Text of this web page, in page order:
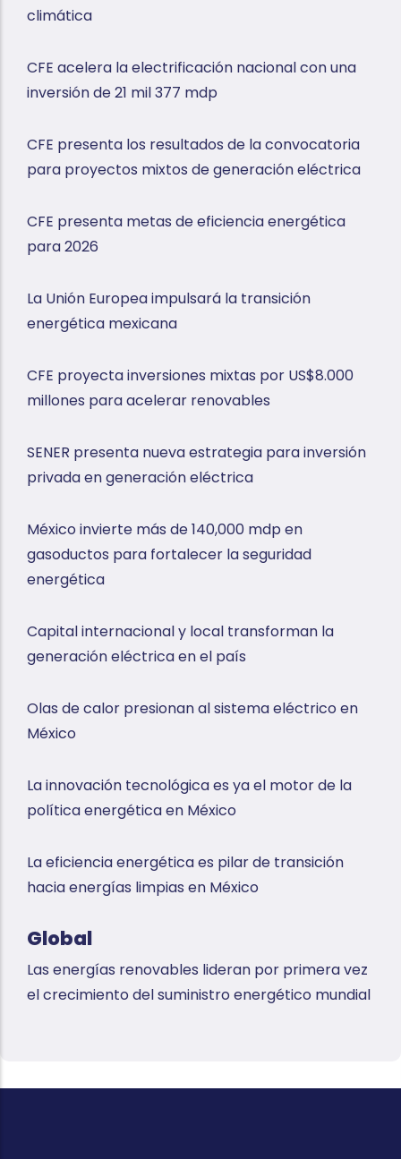
climática
CFE acelera la electrificación nacional con una
inversión de 21 mil 377 mdp
CFE presenta los resultados de la convocatoria
para proyectos mixtos de generación eléctrica
CFE presenta metas de eficiencia energética
para 2026
La Unión Europea impulsará la transición
energética mexicana
CFE proyecta inversiones mixtas por US$8.000
millones para acelerar renovables
SENER presenta nueva estrategia para inversión
privada en generación eléctrica
México invierte más de 140,000 mdp en
gasoductos para fortalecer la seguridad
energética
Capital internacional y local transforman la
generación eléctrica en el país
Olas de calor presionan al sistema eléctrico en
México
La innovación tecnológica es ya el motor de la
política energética en México
La eficiencia energética es pilar de transición
hacia energías limpias en México
Global
Las energías renovables lideran por primera vez
el crecimiento del suministro energético mundial